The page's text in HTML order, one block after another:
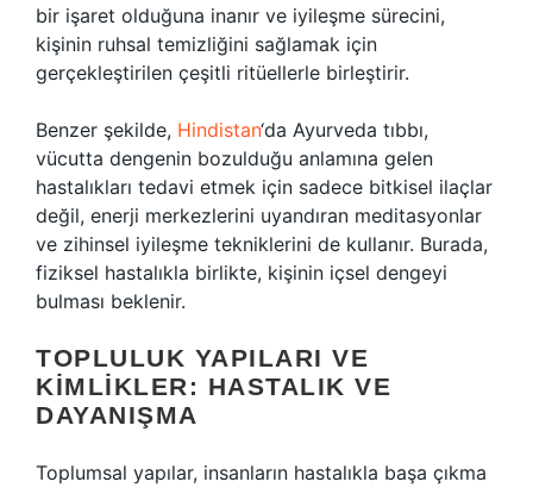
bir işaret olduğuna inanır ve iyileşme sürecini,
kişinin ruhsal temizliğini sağlamak için
gerçekleştirilen çeşitli ritüellerle birleştirir.
Benzer şekilde, Hindistan‘da Ayurveda tıbbı,
vücutta dengenin bozulduğu anlamına gelen
hastalıkları tedavi etmek için sadece bitkisel ilaçlar
değil, enerji merkezlerini uyandıran meditasyonlar
ve zihinsel iyileşme tekniklerini de kullanır. Burada,
fiziksel hastalıkla birlikte, kişinin içsel dengeyi
bulması beklenir.
TOPLULUK YAPILARI VE
KIMLIKLER: HASTALIK VE
DAYANIŞMA
Toplumsal yapılar, insanların hastalıkla başa çıkma